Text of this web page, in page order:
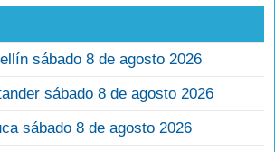
sábado 8 de agosto 2026
sábado 8 de agosto 2026
sábado 8 de agosto 2026